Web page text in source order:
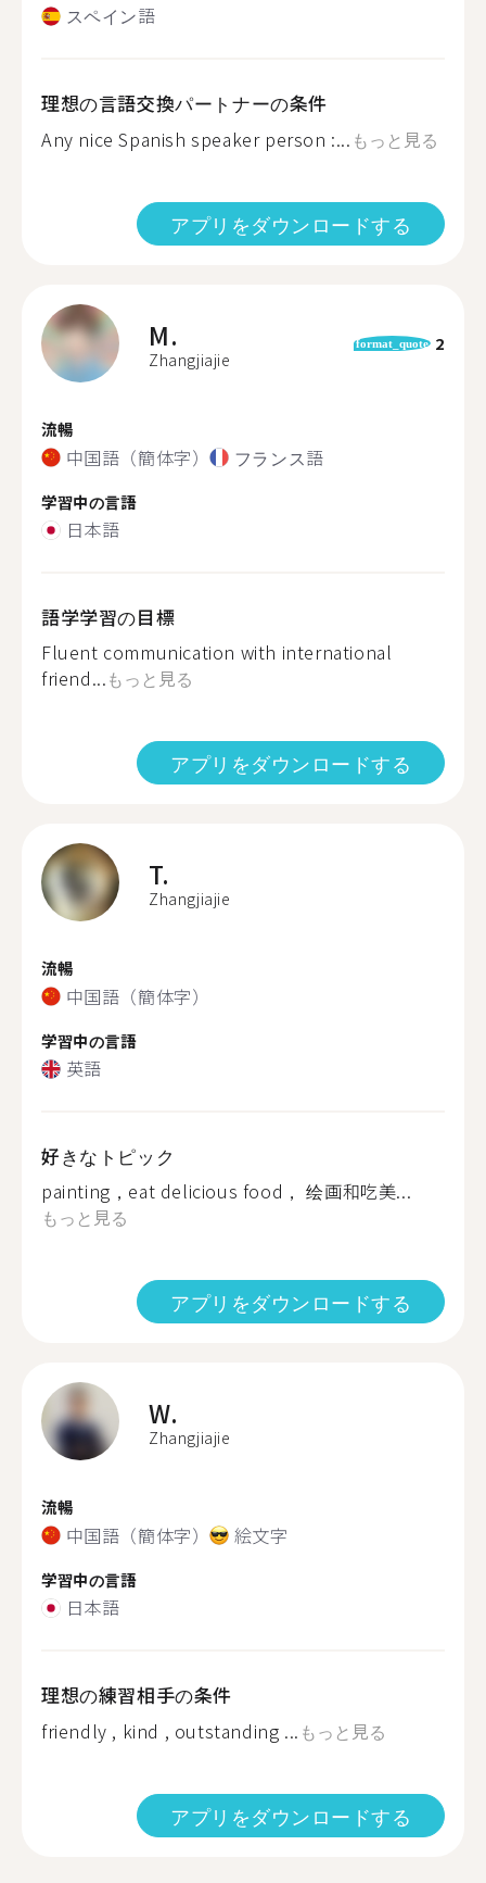
スペイン語
理想の言語交換パートナーの条件
Any nice Spanish speaker person :... もっと見る
アプリをダウンロードする
M.
Zhangjiajie
format_quote 2
流暢
中国語（簡体字） フランス語
学習中の言語
日本語
語学学習の目標
Fluent communication with international
friend...もっと見る
アプリをダウンロードする
T.
Zhangjiajie
流暢
中国語（簡体字）
学習中の言語
英語
好きなトピック
painting，eat delicious food， 绘画和吃美...
もっと見る
アプリをダウンロードする
W.
Zhangjiajie
流暢
中国語（簡体字） 絵文字
学習中の言語
日本語
理想の練習相手の条件
friendly , kind , outstanding ... もっと見る
アプリをダウンロードする